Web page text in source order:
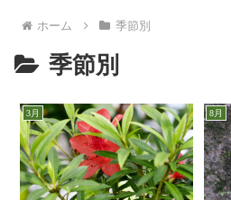
ホーム 季節別
季節別
3月 8月